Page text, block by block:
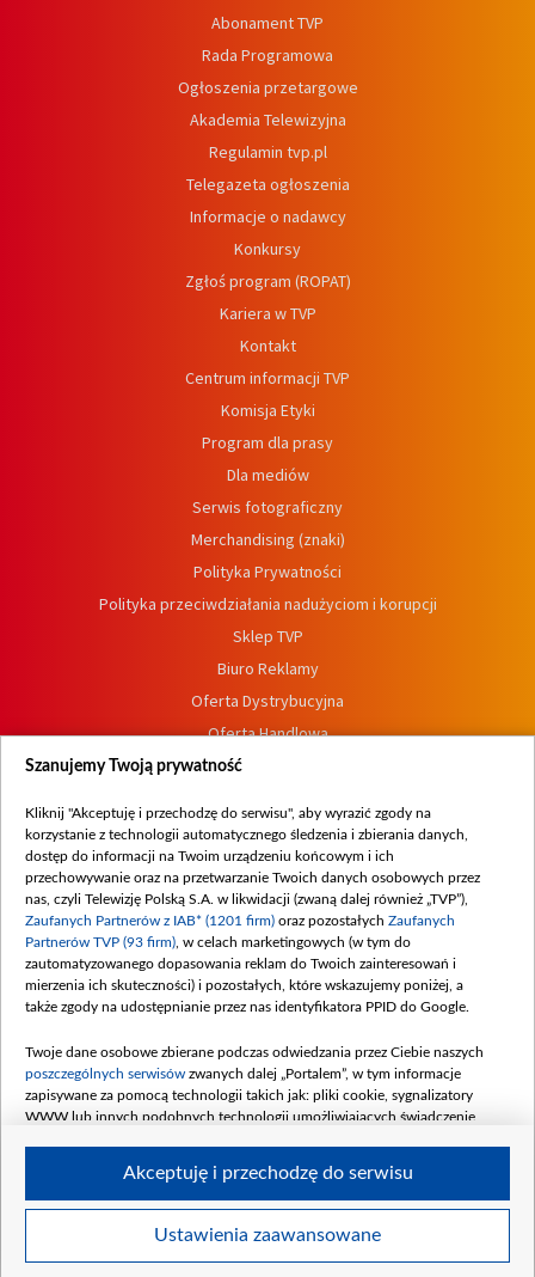
Abonament TVP
Rada Programowa
Ogłoszenia przetargowe
Akademia Telewizyjna
Regulamin tvp.pl
Telegazeta ogłoszenia
Informacje o nadawcy
Konkursy
Zgłoś program (ROPAT)
Kariera w TVP
Kontakt
Centrum informacji TVP
Komisja Etyki
Program dla prasy
Dla mediów
Serwis fotograficzny
Merchandising (znaki)
Polityka Prywatności
Polityka przeciwdziałania nadużyciom i korupcji
Sklep TVP
Biuro Reklamy
Oferta Dystrybucyjna
Oferta Handlowa
Dostępność
Procedura zgłoszeń wewnętrznych
© 2026 Telewizja Polska S. A. w likwidacji
Szanujemy Twoją prywatność
Kliknij "Akceptuję i przechodzę do serwisu", aby wyrazić zgody na
korzystanie z technologii automatycznego śledzenia i zbierania danych,
dostęp do informacji na Twoim urządzeniu końcowym i ich
przechowywanie oraz na przetwarzanie Twoich danych osobowych przez
nas, czyli Telewizję Polską S.A. w likwidacji (zwaną dalej również „TVP”),
Zaufanych Partnerów z IAB* (1201 firm) oraz pozostałych Zaufanych
Partnerów TVP (93 firm) , w celach marketingowych (w tym do
zautomatyzowanego dopasowania reklam do Twoich zainteresowań i
mierzenia ich skuteczności) i pozostałych, które wskazujemy poniżej, a
także zgody na udostępnianie przez nas identyfikatora PPID do Google.
Twoje dane osobowe zbierane podczas odwiedzania przez Ciebie naszych
poszczególnych serwisów zwanych dalej „Portalem”, w tym informacje
zapisywane za pomocą technologii takich jak: pliki cookie, sygnalizatory
WWW lub innych podobnych technologii umożliwiających świadczenie
Twoje dane osobowe zbierane podczas odwiedzania przez Ciebie
Ustawienia zaawansowane
Akceptuję i przechodzę do serwisu